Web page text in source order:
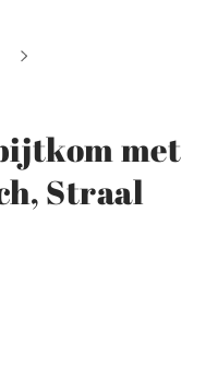
met
Straal